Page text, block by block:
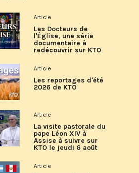
Article
Les Docteurs de
l'Église, une série
documentaire à
redécouvrir sur KTO
Article
Les reportages d'été
2026 de KTO
Article
La visite pastorale du
pape Léon XIV à
Assise à suivre sur
KTO le jeudi 6 août
Article